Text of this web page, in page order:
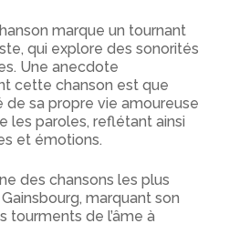
marque un tournant
qui explore des sonorités
Une anecdote
cette chanson est que
de sa propre vie amoureuse
les paroles, reflétant ainsi
et émotions.
des chansons les plus
marquant son
tourments de l’âme à